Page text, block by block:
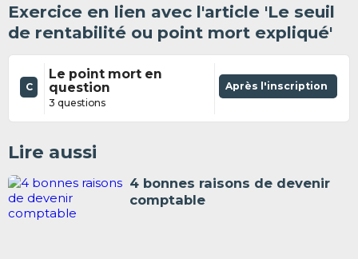
Exercice en lien avec l'article 'Le seuil
de rentabilité ou point mort expliqué'
C
Le point mort en
question
3 questions
Après l'inscription
Lire aussi
4 bonnes raisons de devenir
comptable